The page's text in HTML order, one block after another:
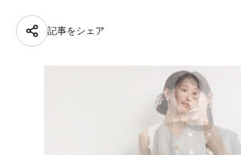
記事をシェア